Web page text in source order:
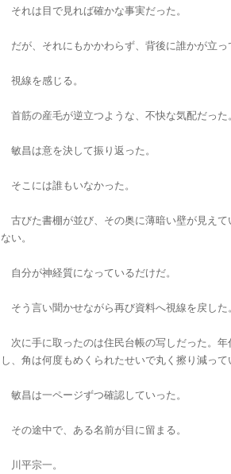
それは目で見れば確かな事実だった。
だが、それにもかかわらず、背後に誰かが立っ
視線を感じる。
首筋の産毛が逆立つような、不快な気配だった
敏昌は意を決して振り返った。
そこには誰もいなかった。
古びた書棚が並び、その奥に薄暗い壁が見え
ない。
自分が神経質になっているだけだ。
そう言い聞かせながら再び資料へ視線を戻した
次に手に取ったのは住民台帳の写しだった。
し、角は何度もめくられたせいで丸く擦り減って
敏昌は一ページずつ確認していった。
その途中で、ある名前が目に留まる。
川平宗一。